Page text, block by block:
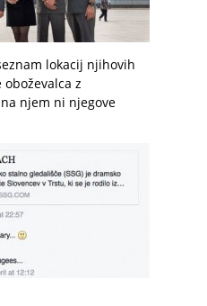
lokacij njihovih
z
njem ni njegove